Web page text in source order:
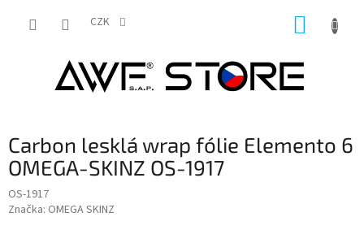
CZK
Carbon lesklá wrap fólie Elemento 6
OMEGA-SKINZ OS-1917
OS-1917
Značka: OMEGA SKINZ